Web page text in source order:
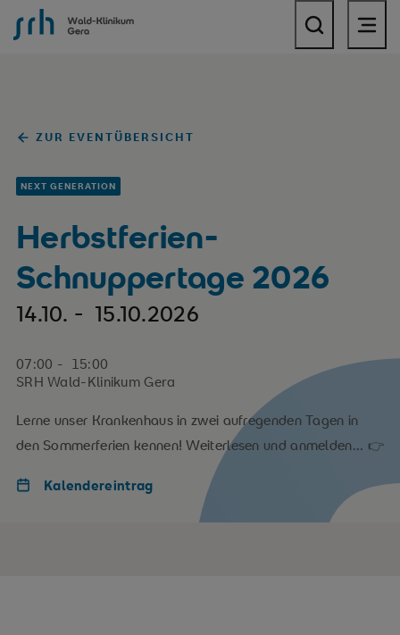
SRH Wald-Klinikum Gera
ZUR EVENTÜBERSICHT
NEXT GENERATION
Herbstferien-
Schnuppertage 2026
14.10. - 15.10.2026
07:00 - 15:00
SRH Wald-Klinikum Gera
Lerne unser Krankenhaus in zwei aufregenden Tagen in
den Sommerferien kennen! Weiterlesen und anmelden... 👉
Kalendereintrag